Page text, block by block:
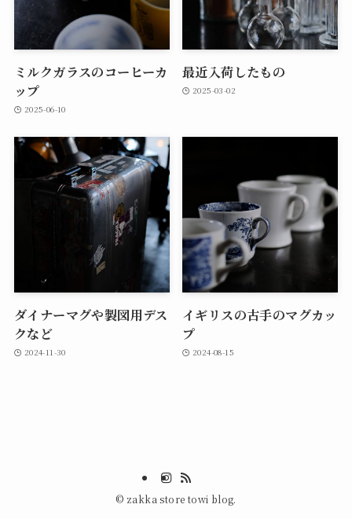
ミルクガラスのコーヒーカ
ップ
2025-06-10
最近入荷したもの
2025-03-02
ダイナーマグや製図用デス
クなど
2024-11-30
イギリスの古手のマグカッ
プ
2024-08-15
© zakka store towi blog.